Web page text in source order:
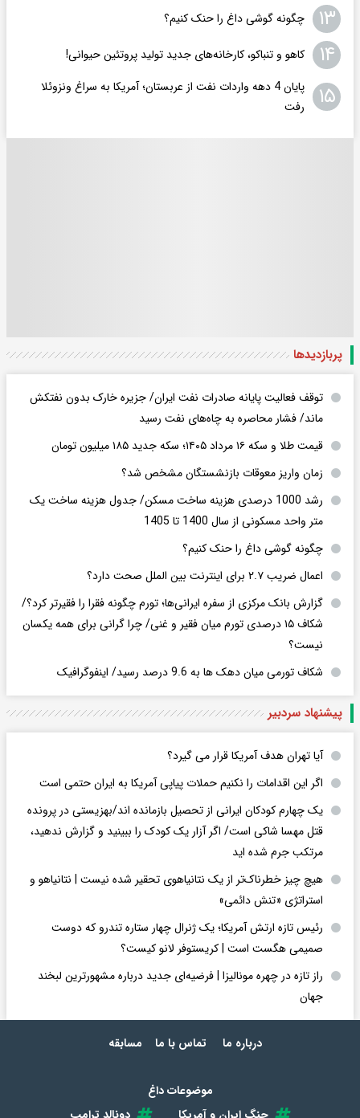
۱۳ چگونه گوشی داغ را حنک کنیم؟
۱۴ کاهو و تنباکو، کارخانه‌های جدید تولید پروتئین حیوانی!
۱۵
پایان 4 دهه واردات نفت از عربستان؛ آمریکا به سراغ ونزوئلا
رفت
پربازدید‌ها
توقف فعالیت پایانه صادرات نفت ایران/ جزیره خارک بدون نفتکش
ماند/ فشار محاصره به چاه‌های نفت رسید
قیمت طلا و سکه ۱۶ مرداد ۱۴۰۵؛ سکه جدید ١٨۵ میلیون تومان
زمان واریز معوقات بازنشستگان مشخص شد؟
رشد 1000 درصدی هزینه ساخت مسکن/ جدول هزینه ساخت یک
متر واحد مسکونی از سال 1400 تا 1405
چگونه گوشی داغ را حنک کنیم؟
اعمال ضریب ۲.۷ برای اینترنت بین الملل صحت دارد؟
گزارش بانک مرکزی از سفره ایرانی‌ها؛ تورم چگونه فقرا را فقیرتر کرد؟/
شکاف ۱۵ درصدی تورم میان فقیر و غنی/ چرا گرانی برای همه یکسان
نیست؟
شکاف تورمی میان دهک ها به 9.6 درصد رسید/ اینفوگرافیک
پیشنهاد سردبیر
آیا تهران هدف آمریکا قرار می گیرد؟
اگر این اقدامات را نکنیم حملات پیاپی آمریکا به ایران حتمی است
یک چهارم کودکان ایرانی از تحصیل بازمانده اند/بهزیستی در پرونده
قتل مهسا شاکی است/ اگر آزار یک کودک را ببینید و گزارش ندهید،
مرتکب جرم شده اید
هیچ چیز خطرناک‌تر از یک نتانیاهوی تحقیر شده نیست | نتانیاهو و
استراتژی «تنش دائمی»
رئیس تازه ارتش آمریکا؛ یک ژنرال چهار ستاره تندرو که دوست
صمیمی هگست است | کریستوفر لانو کیست؟
راز تازه در چهره مونالیزا | فرضیه‌ای جدید درباره مشهورترین لبخند
جهان
درباره ما تماس با ما مسابقه
موضوعات داغ